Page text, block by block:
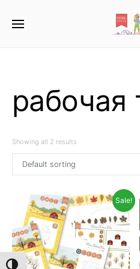
рабочая
Showing all 2 results
Sale!